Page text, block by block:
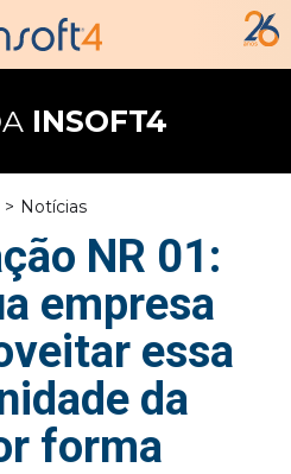
INSOFT4
Notícias
NR 01:
empresa
essa
da
forma